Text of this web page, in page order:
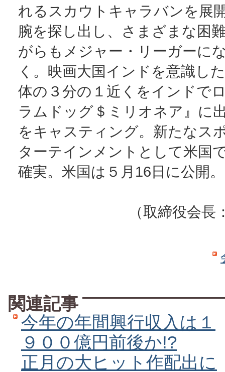
れるスカウトキャラバンを展
腕を探し出し、さまざまな困
がらもメジャー・リーガーに
く。映画大国インドを意識し
体の３分の１近くをインドで
ラムドッグ＄ミリオネア』に
をキャスティング。新たなス
ターテインメントとして米国
確実。米国は５月16日に公開。
（取締役会
関連記事
今年の年間興行収入は１
９００億円前後か!?
正月の大ヒット作配出に